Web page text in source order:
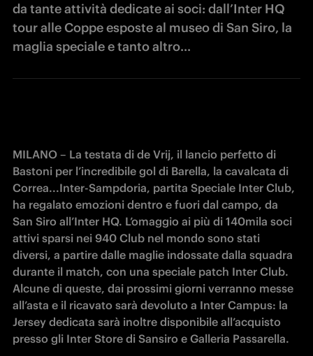
da tante attività dedicate ai soci: dall’Inter HQ
tour alle Coppe esposte al museo di San Siro, la
maglia speciale e tanto altro...
MILANO – La testata di de Vrij, il lancio perfetto di
Bastoni per l’incredibile gol di Barella, la cavalcata di
Correa...Inter-Sampdoria, partita Speciale Inter Club,
ha regalato emozioni dentro e fuori dal campo, da
San Siro all’Inter HQ. L’omaggio ai più di 140mila soci
attivi sparsi nei 940 Club nel mondo sono stati
diversi, a partire dalle maglie indossate dalla squadra
durante il match, con una speciale patch Inter Club.
Alcune di queste, dai prossimi giorni verranno messe
all’asta e il ricavato sarà devoluto a Inter Campus: la
Jersey dedicata sarà inoltre disponibile all’acquisto
presso gli Inter Store di Sansiro e Galleria Passarella.